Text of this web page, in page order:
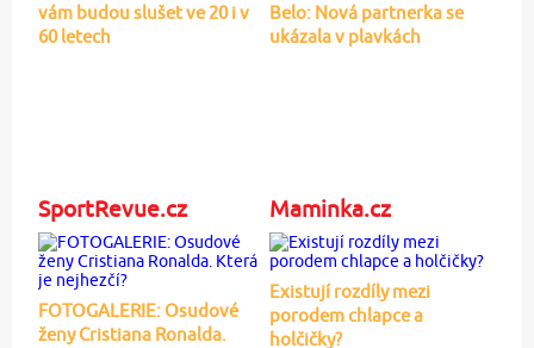
vám budou slušet ve 20 i v
60 letech
Belo: Nová partnerka se
ukázala v plavkách
SportRevue.cz
FOTOGALERIE: Osudové
ženy Cristiana Ronalda.
Maminka.cz
Existují rozdíly mezi
porodem chlapce a
holčičky?